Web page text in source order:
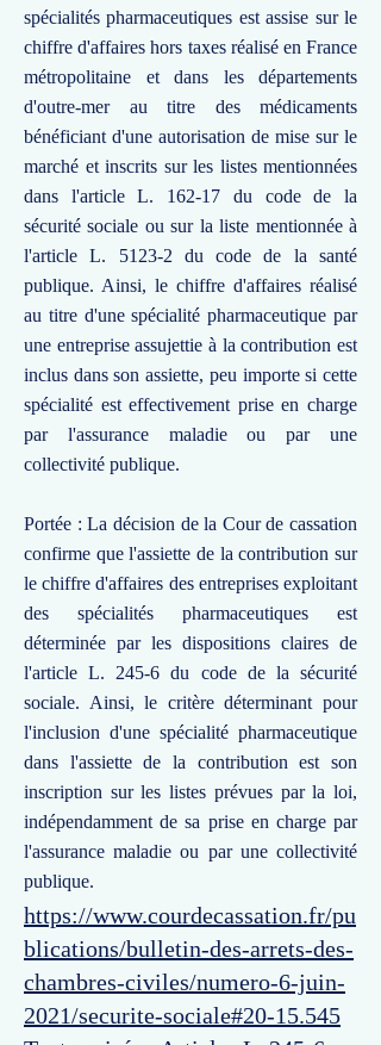
spécialités pharmaceutiques est assise sur le
chiffre d'affaires hors taxes réalisé en France
métropolitaine et dans les départements
d'outre-mer au titre des médicaments
bénéficiant d'une autorisation de mise sur le
marché et inscrits sur les listes mentionnées
dans l'article L. 162-17 du code de la
sécurité sociale ou sur la liste mentionnée à
l'article L. 5123-2 du code de la santé
publique. Ainsi, le chiffre d'affaires réalisé
au titre d'une spécialité pharmaceutique par
une entreprise assujettie à la contribution est
inclus dans son assiette, peu importe si cette
spécialité est effectivement prise en charge
par l'assurance maladie ou par une
collectivité publique.
Portée : La décision de la Cour de cassation
confirme que l'assiette de la contribution sur
le chiffre d'affaires des entreprises exploitant
des spécialités pharmaceutiques est
déterminée par les dispositions claires de
l'article L. 245-6 du code de la sécurité
sociale. Ainsi, le critère déterminant pour
l'inclusion d'une spécialité pharmaceutique
dans l'assiette de la contribution est son
inscription sur les listes prévues par la loi,
indépendamment de sa prise en charge par
l'assurance maladie ou par une collectivité
publique.
https://www.courdecassation.fr/pu
blications/bulletin-des-arrets-des-
chambres-civiles/numero-6-juin-
2021/securite-sociale#20-15.545